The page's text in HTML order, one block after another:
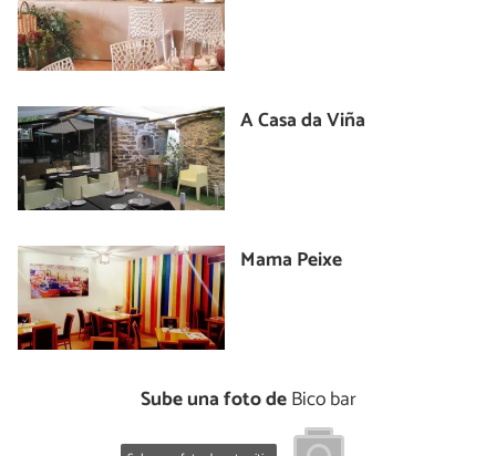
A Casa da Viña
Mama Peixe
Sube una foto deBico bar